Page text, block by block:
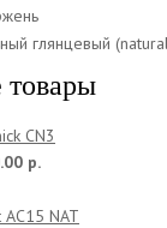
глянцевый
CN3
р.
AC15 NAT